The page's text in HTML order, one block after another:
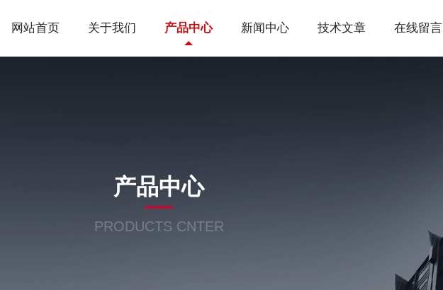
网站首页 关于我们 产品中心 新闻中心 技术文章 在线留言
产品中心
PRODUCTS CNTER